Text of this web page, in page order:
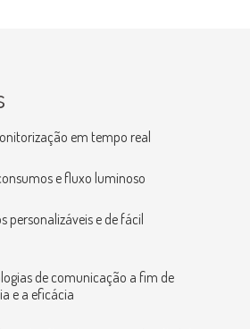
em tempo real
e fluxo luminoso
personalizáveis e de fácil
de comunicação a fim de
e a eficácia